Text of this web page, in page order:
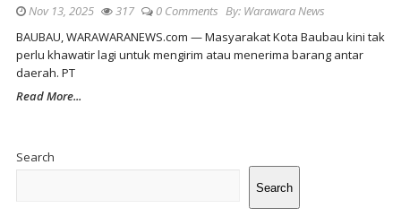
Nov 13, 2025 317 0 Comments By: Warawara News
BAUBAU, WARAWARANEWS.com — Masyarakat Kota Baubau kini tak
perlu khawatir lagi untuk mengirim atau menerima barang antar
daerah. PT
Read More...
Search
Search